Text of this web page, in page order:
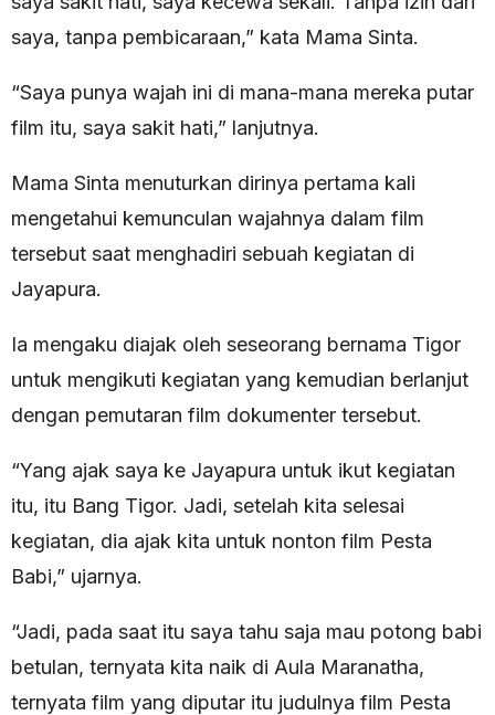
saya, tanpa pembicaraan,” kata Mama Sinta.
“Saya punya wajah ini di mana-mana mereka putar
film itu, saya sakit hati,” lanjutnya.
Mama Sinta menuturkan dirinya pertama kali
mengetahui kemunculan wajahnya dalam film
tersebut saat menghadiri sebuah kegiatan di
Jayapura.
Ia mengaku diajak oleh seseorang bernama Tigor
untuk mengikuti kegiatan yang kemudian berlanjut
dengan pemutaran film dokumenter tersebut.
“Yang ajak saya ke Jayapura untuk ikut kegiatan
itu, itu Bang Tigor. Jadi, setelah kita selesai
kegiatan, dia ajak kita untuk nonton film Pesta
Babi,” ujarnya.
“Jadi, pada saat itu saya tahu saja mau potong babi
betulan, ternyata kita naik di Aula Maranatha,
ternyata film yang diputar itu judulnya film Pesta